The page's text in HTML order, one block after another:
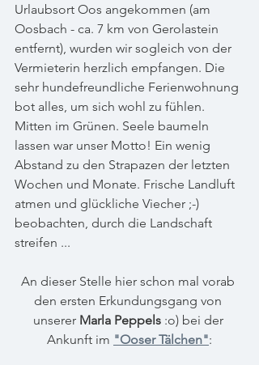
Urlaubsort Oos angekommen (am
Oosbach - ca. 7 km von Gerolastein
entfernt), wurden wir sogleich von der
Vermieterin herzlich empfangen. Die
sehr hundefreundliche Ferienwohnung
bot alles, um sich wohl zu fühlen.
Mitten im Grünen. Seele baumeln
lassen war unser Motto! Ein wenig
Abstand zu den Strapazen der letzten
Wochen und Monate. Frische Landluft
atmen und glückliche Viecher ;-)
beobachten, durch die Landschaft
streifen ...
An dieser Stelle hier schon mal vorab
den ersten Erkundungsgang von
unserer Marla Peppels :o) bei der
Ankunft im "Ooser Tälchen":